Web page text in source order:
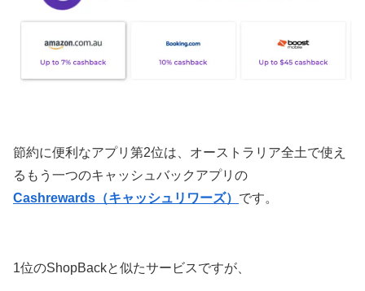
節約に便利なアプリ第2位は、オーストラリア全土で使え
るもう一つのキャッシュバックアプリの
Cashrewards（キャッシュリワーズ） です。
1位のShopBackと似たサービスですが、